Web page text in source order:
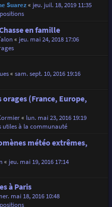
Suarez« jeu. juil. 18, 2019 11:35
en famille
« jeu. mai 24, 2018 17:06
« sam. sept. 10, 2016 19:16
(France, Europe,
« lun. mai 23, 2016 19:19
utiles à la communauté
météo extrêmes,
« jeu. mai 19, 2016 17:14
à Paris
mai 18, 2016 10:48